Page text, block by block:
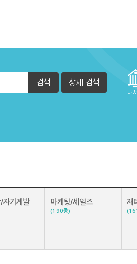
검색 상세 검색
내
자기계발 마케팅/세일즈
(190종)
재